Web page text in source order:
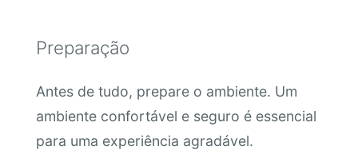
Preparação
Antes de tudo, prepare o ambiente. Um
ambiente confortável e seguro é essencial
para uma experiência agradável.